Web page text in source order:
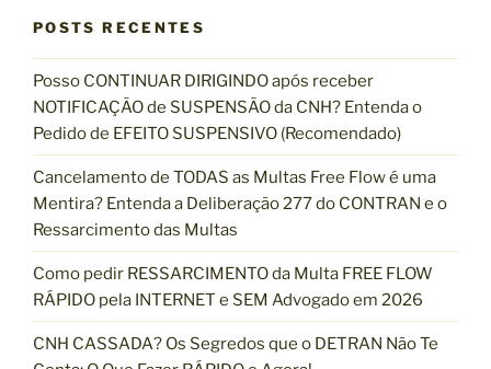
O
B
L
E
M
A
D
E
C
O
M
P
R
u
i
s
a
r
p
o
r
r
POSTS RECENTES
Posso CONTINUAR DIRIGINDO após receber
NOTIFICAÇÃO de SUSPENSÃO da CNH? Entenda o
Pedido de EFEITO SUSPENSIVO (Recomendado)
Cancelamento de TODAS as Multas Free Flow é uma
Mentira? Entenda a Deliberação 277 do CONTRAN e o
Ressarcimento das Multas
Como pedir RESSARCIMENTO da Multa FREE FLOW
RÁPIDO pela INTERNET e SEM Advogado em 2026
CNH CASSADA? Os Segredos que o DETRAN Não Te